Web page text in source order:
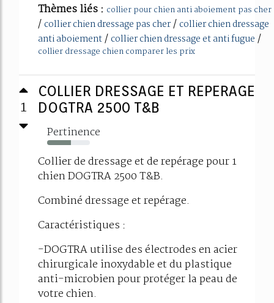
Thèmes liés : collier pour chien anti aboiement pas cher
/ collier chien dressage pas cher/ collier chien dressage
anti aboiement/ collier chien dressage et anti fugue /
collier dressage chien comparer les prix
1
COLLIER DRESSAGE ET REPERAGE
DOGTRA 2500 T&B
Pertinence
56%
Collier de dressage et de repérage pour 1
chien DOGTRA 2500 T&B.
Combiné dressage et repérage.
Caractéristiques :
-DOGTRA utilise des électrodes en acier
chirurgicale inoxydable et du plastique
anti-microbien pour protéger la peau de
votre chien.